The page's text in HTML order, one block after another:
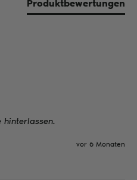
Produktbewertungen
hinterlassen.
vor 6 Monaten